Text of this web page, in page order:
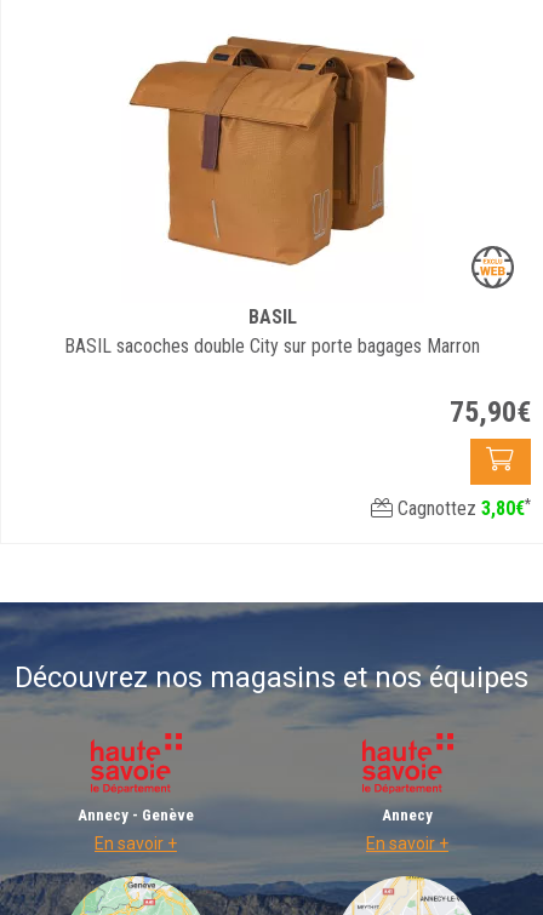
BASIL
BASIL sacoches double City sur porte bagages Marron
75,90€
Cagnottez 3,80€*
Découvrez nos magasins et nos équipes
Annecy - Genève
En savoir +
Annecy
En savoir +